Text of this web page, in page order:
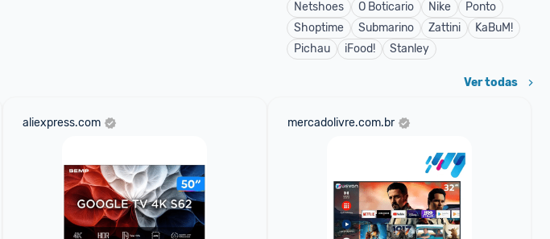
Netshoes
O Boticario Nike
Ponto
Shoptime
Submarino Zattini
KaBuM!
Pichau
iFood! Stanley
Ver todas
aliexpress.com mercadolivre.com.br